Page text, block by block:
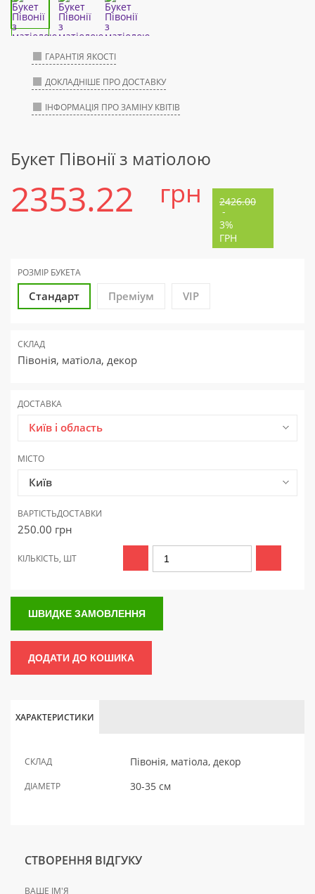
ГАРАНТІЯ ЯКОСТІ
ДОКЛАДНІШЕ ПРО ДОСТАВКУ
ІНФОРМАЦІЯ ПРО ЗАМІНУ КВІТІВ
Букет Півонії з матіолою
2353.22 грн 2426.00
-
3%
ГРН
РОЗМІР БУКЕТА
Стандарт Преміум VIP
СКЛАД
Півонія, матіола, декор
ДОСТАВКА
Київ і область
МІСТО
Київ
ВАРТІСТЬДОСТАВКИ
250.00 грн
КІЛЬКІСТЬ, ШТ
ШВИДКЕ ЗАМОВЛЕННЯ
ДОДАТИ ДО КОШИКА
ХАРАКТЕРИСТИКИ
СКЛАД Півонія, матіола, декор
ДІАМЕТР 30-35 см
СТВОРЕННЯ ВІДГУКУ
ВАШЕ ІМ'Я